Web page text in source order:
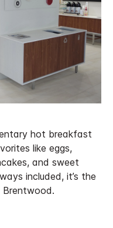
hot breakfast
like eggs,
and sweet
included, it’s the